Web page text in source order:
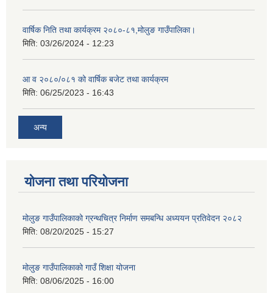
वार्षिक निति तथा कार्यक्रम २०८०-८१,मोलुङ गाउँपालिका।
मिति: 03/26/2024 - 12:23
आ व २०८०/०८१ को वार्षिक बजेट तथा कार्यक्रम
मिति: 06/25/2023 - 16:43
अन्य
योजना तथा परियोजना
मोलुङ गाउँपालिकाको ग्रन्थचित्र निर्माण समबन्धि अध्ययन प्रतिवेदन २०८२
मिति: 08/20/2025 - 15:27
मोलुङ गाउँपालिकाको गाउँ शिक्षा योजना
मिति: 08/06/2025 - 16:00